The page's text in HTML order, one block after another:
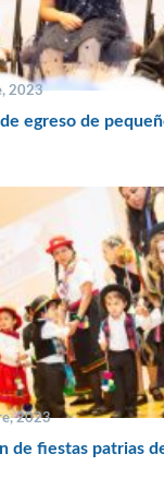
2023
egreso de
2023
de fiestas patrias